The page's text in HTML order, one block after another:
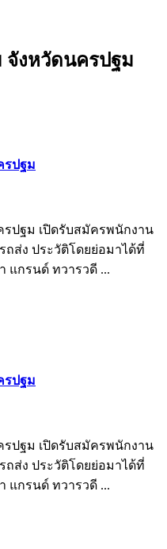
จังหวัดนครปฐม
รปฐม
ปฐม เปิดรับสมัครพนักงาน
ส่ง ประวัติโดยย่อมาได้ที่
แกรนด์ ทวารวดี ...
รปฐม
ปฐม เปิดรับสมัครพนักงาน
ส่ง ประวัติโดยย่อมาได้ที่
แกรนด์ ทวารวดี ...